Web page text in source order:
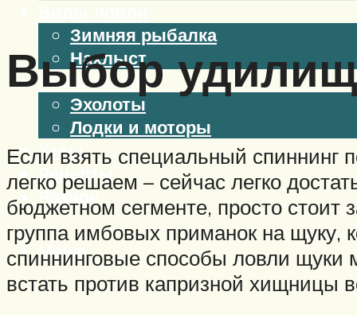
Зимняя рыбалка
Нахлыст
Снаряжение
Эхолоты
Лодки и моторы
Узлы
Рецепты
Разное
Меню
Выбор
Если взять специальный спиннинг
легко решаем – сейчас легко
бюджетном сегменте, просто стоит
группа имбовых приманок на щуку,
спиннинговые способы ловли
встать против капризной хищницы